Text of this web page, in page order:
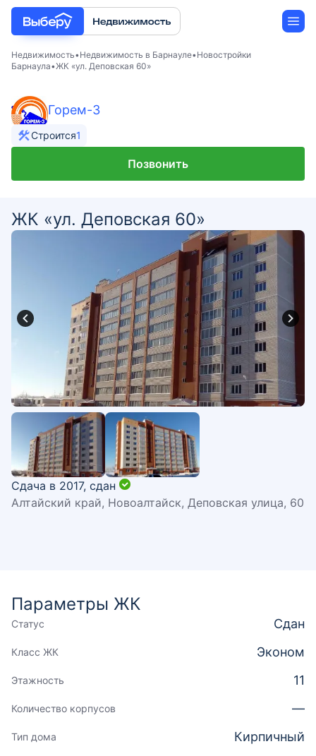
Новостройки
Застройщики
Недвижимость Недвижимость в Барнауле Новостройки
Барнаула ЖК «ул. Деповская 60»
Горем-3
Строится1
Позвонить
ЖК «ул. Деповская 60»
Сдача в 2017, сдан
Алтайский край, Новоалтайск, Деповская улица, 60
Параметры ЖК
Статус Сдан
Класс ЖК Эконом
Этажность 11
Количество корпусов —
Тип дома Кирпичный